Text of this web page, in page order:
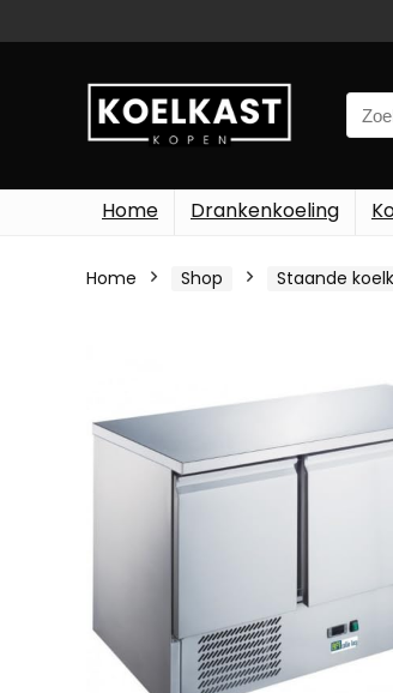
for:
Home Drankenkoeling
Home Shop Staande